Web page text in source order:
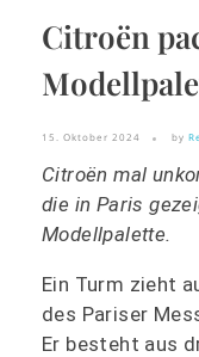
Citroën
15. Oktober 2024 by
Citroën mal
die in Paris
Modellpalette.
Ein Turm zieht
des Pariser
Er besteht aus